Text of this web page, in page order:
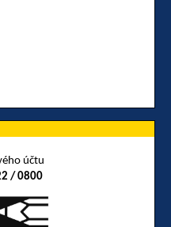
účtu
/ 0800